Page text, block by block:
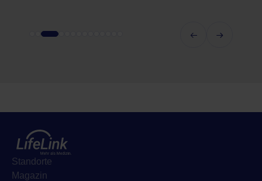
Standorte
Magazin